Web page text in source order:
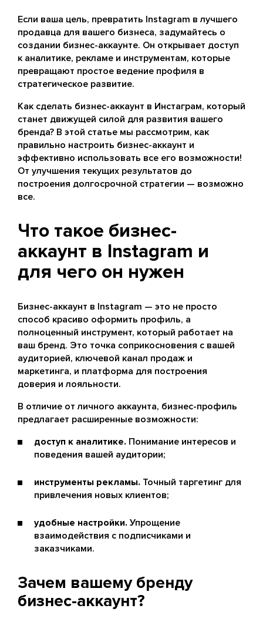
Если ваша цель, превратить Instagram в лучшего
продавца для вашего бизнеса, задумайтесь о
создании бизнес-аккаунте. Он открывает доступ
к аналитике, рекламе и инструментам, которые
превращают простое ведение профиля в
стратегическое развитие.
Как сделать бизнес-аккаунт в Инстаграм, который
станет движущей силой для развития вашего
бренда? В этой статье мы рассмотрим, как
правильно настроить бизнес-аккаунт и
эффективно использовать все его возможности!
От улучшения текущих результатов до
построения долгосрочной стратегии — возможно
все.
Что такое бизнес-
аккаунт в Instagram и
для чего он нужен
Бизнес-аккаунт в Instagram — это не просто
способ красиво оформить профиль, а
полноценный инструмент, который работает на
ваш бренд. Это точка соприкосновения с вашей
аудиторией, ключевой канал продаж и
маркетинга, и платформа для построения
доверия и лояльности.
В отличие от личного аккаунта, бизнес-профиль
предлагает расширенные возможности:
доступ к аналитике. Понимание интересов и
поведения вашей аудитории;
инструменты рекламы. Точный таргетинг для
привлечения новых клиентов;
удобные настройки. Упрощение
взаимодействия с подписчиками и
заказчиками.
Зачем вашему бренду
бизнес-аккаунт?